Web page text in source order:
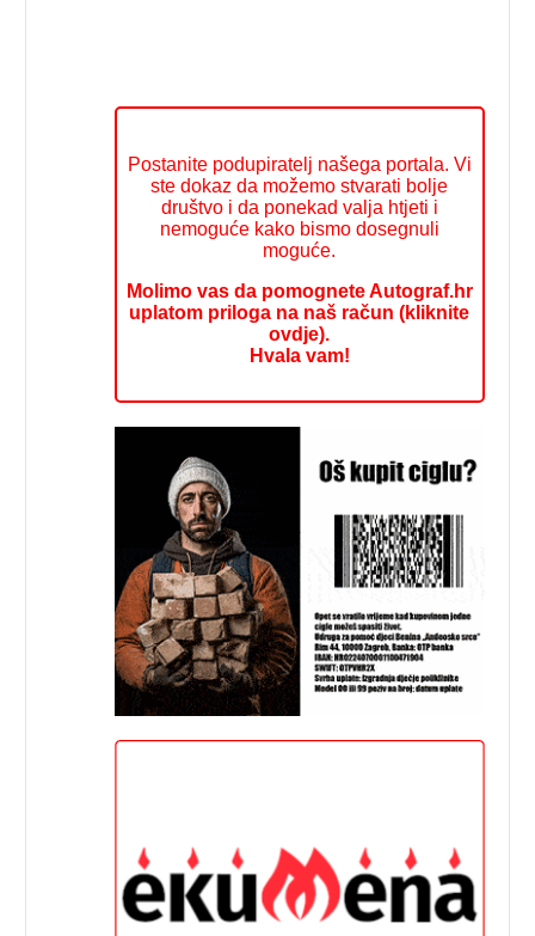
Postanite podupiratelj našega portala. Vi
ste dokaz da možemo stvarati bolje
društvo i da ponekad valja htjeti i
nemoguće kako bismo dosegnuli
moguće.
Molimo vas da pomognete Autograf.hr
uplatom priloga na naš račun (kliknite
ovdje).
Hvala vam!